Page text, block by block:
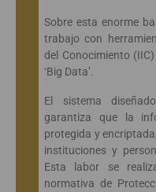
Sobre esta enorme
trabajo con
del Conocimiento
‘Big Data’.
El sistema
garantiza que la
protegida y
instituciones y
Esta labor se
normativa de